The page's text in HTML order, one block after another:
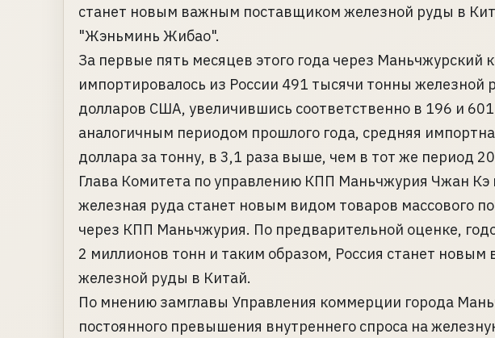
станет новым важным поставщиком железной руды в
"Жэньминь Жибао".
За первые пять месяцев этого года через Маньчжурский
импортировалось из России 491 тысячи тонны железной
долларов США, увеличившись соответственно в 196 и
аналогичным периодом прошлого года, средняя
доллара за тонну, в 3,1 раза выше, чем в тот же период
Глава Комитета по управлению КПП Маньчжурия Чжан Кэ
железная руда станет новым видом товаров массового
через КПП Маньчжурия. По предварительной оценке,
2 миллионов тонн и таким образом, Россия станет
железной руды в Китай.
По мнению замглавы Управления коммерции города
постоянного превышения внутреннего спроса на